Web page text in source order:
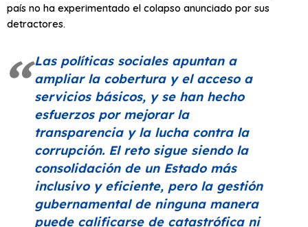
país no ha experimentado el colapso anunciado por sus
detractores.
Las políticas sociales apuntan a
ampliar la cobertura y el acceso a
servicios básicos, y se han hecho
esfuerzos por mejorar la
transparencia y la lucha contra la
corrupción. El reto sigue siendo la
consolidación de un Estado más
inclusivo y eficiente, pero la gestión
gubernamental de ninguna manera
puede calificarse de catastrófica ni